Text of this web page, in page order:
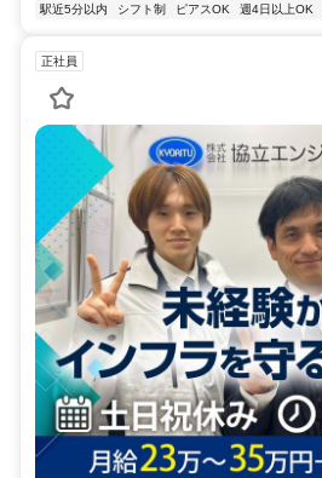
駅近5分以内
シフト制 ピアスOK 週4日以上OK
正社員